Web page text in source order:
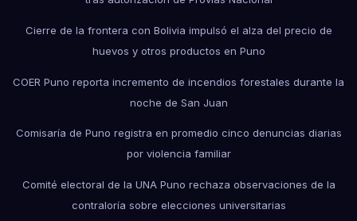
Cierre de la frontera con Bolivia impulsó el alza del precio de
huevos y otros productos en Puno
COER Puno reporta incremento de incendios forestales durante la
noche de San Juan
Comisaría de Puno registra en promedio cinco denuncias diarias
por violencia familiar
Comité electoral de la UNA Puno rechaza observaciones de la
contraloría sobre elecciones universitarias